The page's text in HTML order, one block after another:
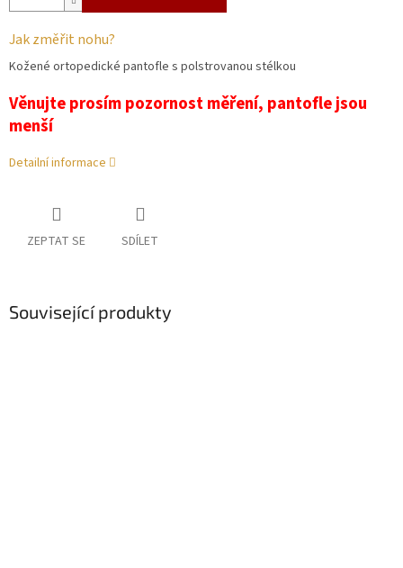
Jak změřit nohu?
Kožené ortopedické pantofle s polstrovanou stélkou
Věnujte prosím pozornost měření, pantofle jsou
menší
Detailní informace
ZEPTAT SE SDÍLET
Související produkty